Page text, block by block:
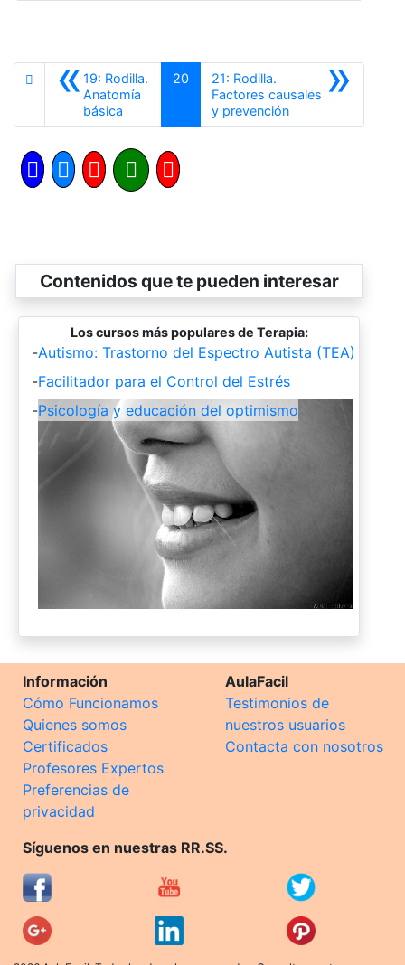
«19: Rodilla.
Anatomía
básica
20 »
21: Rodilla.
Factores causales
y prevenciónSiguiente
Contenidos que te pueden interesar
Los cursos más populares de Terapia:
-Autismo: Trastorno del Espectro Autista (TEA)
-Facilitador para el Control del Estrés
-Psicología y educación del optimismo
Información
Cómo Funcionamos
Quienes somos
Certificados
Profesores Expertos
Preferencias de
privacidad
AulaFacil
Testimonios de
nuestros usuarios
Contacta con nosotros
Síguenos en nuestras RR.SS.